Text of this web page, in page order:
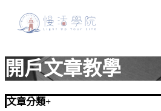
開戶文章教學
文章分類+